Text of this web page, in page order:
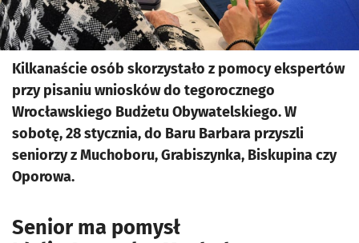
Kilkanaście osób skorzystało z pomocy ekspertów
przy pisaniu wniosków do tegorocznego
Wrocławskiego Budżetu Obywatelskiego. W
sobotę, 28 stycznia, do Baru Barbara przyszli
seniorzy z Muchoboru, Grabiszynka, Biskupina czy
Oporowa.
Senior ma pomysł